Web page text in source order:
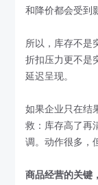
和降价都会受到
所以，库存不是
折扣压力更不是
延迟呈现。
如果企业只在结
救：库存高了再
调。动作很多，
商品经营的关键